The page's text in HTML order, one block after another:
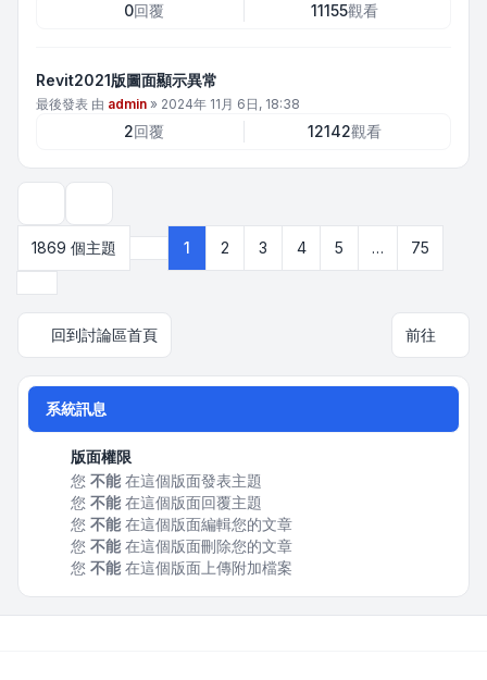
0回覆 11155觀看
Revit2021版圖面顯示異常
最後發表 由 admin » 2024年 11月 6日, 18:38
2回覆 12142觀看
1869 個主題
第1 頁 (共 75 頁)
1 2 3 4 5 …
75
回到討論區首頁 前往
系統訊息
版面權限
您 不能在這個版面發表主題
您 不能在這個版面回覆主題
您 不能在這個版面編輯您的文章
您 不能在這個版面刪除您的文章
您 不能在這個版面上傳附加檔案